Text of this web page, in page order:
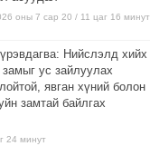
оны 7 сар 20 / 11 цаг 16 минут
Нийслэлд хийх
замыг ус зайлуулах
явган хүний болон
замтай байлгах
24 минут